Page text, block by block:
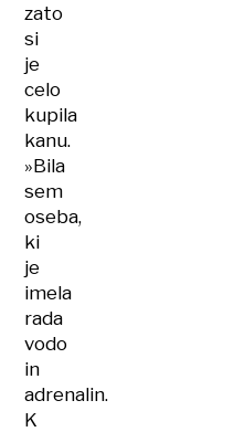
zato
si
je
celo
kupila
kanu.
»Bila
sem
oseba,
ki
je
imela
rada
vodo
in
adrenalin.
K